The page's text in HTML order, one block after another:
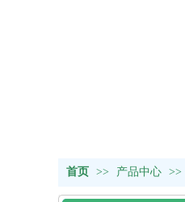
首页 >> 产品中心 >>